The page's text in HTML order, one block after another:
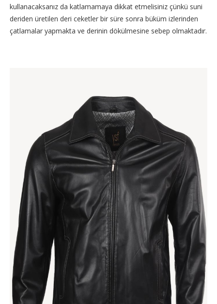
kullanacaksanız da katlamamaya dikkat etmelisiniz çünkü suni
deriden üretilen deri ceketler bir süre sonra büküm izlerinden
çatlamalar yapmakta ve derinin dökülmesine sebep olmaktadır.